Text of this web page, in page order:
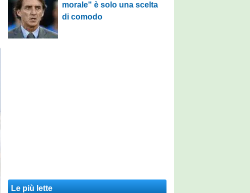
morale" è solo una scelta
di comodo
Le più lette